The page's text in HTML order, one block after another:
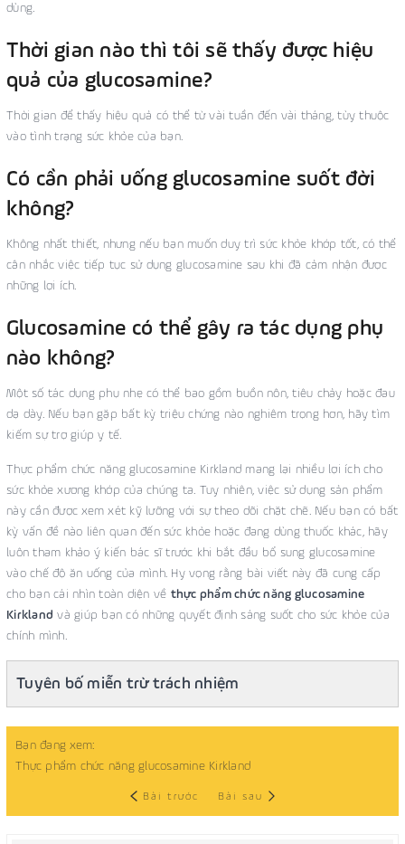
dùng.
Thời gian nào thì tôi sẽ thấy được hiệu
quả của glucosamine?
Thời gian để thấy hiệu quả có thể từ vài tuần đến vài tháng, tùy thuộc
vào tình trạng sức khỏe của bạn.
Có cần phải uống glucosamine suốt đời
không?
Không nhất thiết, nhưng nếu bạn muốn duy trì sức khỏe khớp tốt, có thể
cân nhắc việc tiếp tục sử dụng glucosamine sau khi đã cảm nhận được
những lợi ích.
Glucosamine có thể gây ra tác dụng phụ
nào không?
Một số tác dụng phụ nhẹ có thể bao gồm buồn nôn, tiêu chảy hoặc đau
dạ dày. Nếu bạn gặp bất kỳ triệu chứng nào nghiêm trọng hơn, hãy tìm
kiếm sự trợ giúp y tế.
Thực phẩm chức năng glucosamine Kirkland mang lại nhiều lợi ích cho
sức khỏe xương khớp của chúng ta. Tuy nhiên, việc sử dụng sản phẩm
này cần được xem xét kỹ lưỡng với sự theo dõi chặt chẽ. Nếu bạn có bất
kỳ vấn đề nào liên quan đến sức khỏe hoặc đang dùng thuốc khác, hãy
luôn tham khảo ý kiến bác sĩ trước khi bắt đầu bổ sung glucosamine
vào chế độ ăn uống của mình. Hy vọng rằng bài viết này đã cung cấp
cho bạn cái nhìn toàn diện về thực phẩm chức năng glucosamine
Kirkland và giúp bạn có những quyết định sáng suốt cho sức khỏe của
chính mình.
Tuyên bố miễn trừ trách nhiệm
Bạn đang xem:
Thực phẩm chức năng glucosamine Kirkland
Bài trước Bài sau